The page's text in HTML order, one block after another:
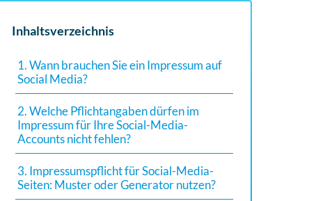
Inhaltsverzeichnis
1. Wann brauchen Sie ein Impressum auf
Social Media?
2. Welche Pflichtangaben dürfen im
Impressum für Ihre Social-Media-
Accounts nicht fehlen?
3. Impressumspflicht für Social-Media-
Seiten: Muster oder Generator nutzen?